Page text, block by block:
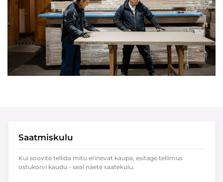
Saatmiskulu
Kui soovite tellida mitu erinevat kaupa, esitage tellimus
ostukorvi kaudu - seal näete saatekulu.